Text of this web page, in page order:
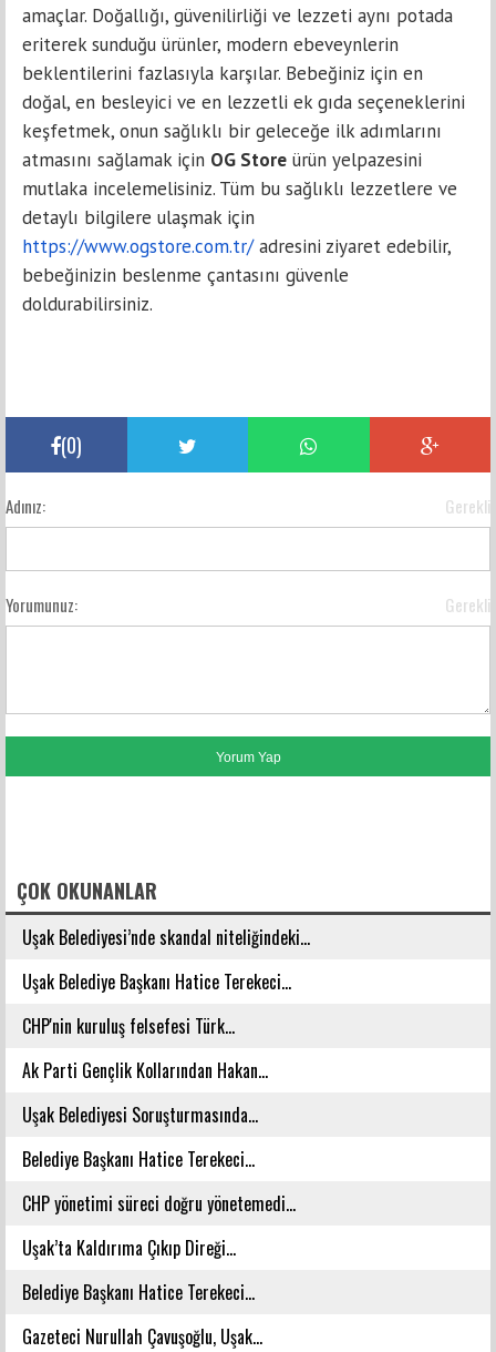
amaçlar. Doğallığı, güvenilirliği ve lezzeti aynı potada
eriterek sunduğu ürünler, modern ebeveynlerin
beklentilerini fazlasıyla karşılar. Bebeğiniz için en
doğal, en besleyici ve en lezzetli ek gıda seçeneklerini
keşfetmek, onun sağlıklı bir geleceğe ilk adımlarını
atmasını sağlamak için OG Store ürün yelpazesini
mutlaka incelemelisiniz. Tüm bu sağlıklı lezzetlere ve
detaylı bilgilere ulaşmak için
https://www.ogstore.com.tr/adresini ziyaret edebilir,
bebeğinizin beslenme çantasını güvenle
doldurabilirsiniz.
(0)
Adınız: Gerekli
Yorumunuz: Gerekli
ÇOK OKUNANLAR
Uşak Belediyesi’nde skandal niteliğindeki...
Uşak Belediye Başkanı Hatice Terekeci...
CHP'nin kuruluş felsefesi Türk...
Ak Parti Gençlik Kollarından Hakan...
Uşak Belediyesi Soruşturmasında...
Belediye Başkanı Hatice Terekeci...
CHP yönetimi süreci doğru yönetemedi...
Uşak’ta Kaldırıma Çıkıp Direği...
Belediye Başkanı Hatice Terekeci...
Gazeteci Nurullah Çavuşoğlu, Uşak...